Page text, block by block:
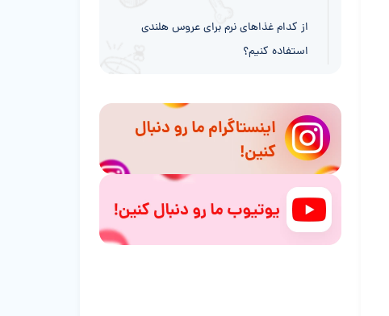
از کدام غذاهای نرم برای عروس هلندی
استفاده کنیم؟
مصرف شود؟
توصیه‌هایی برای استفاده از غذای نرم
سخن پایانی | غذای نرم برای عروس هلندی